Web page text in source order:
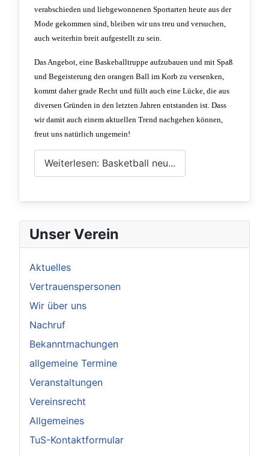
Unser Verein
Aktuelles
Vertrauenspersonen
Wir über uns
Nachruf
Bekanntmachungen
allgemeine Termine
Veranstaltungen
Vereinsrecht
Allgemeines
TuS-Kontaktformular
verabschieden und liebgewonnenen Sportarten heute aus der
Mode gekommen sind, bleiben wir uns treu und versuchen,
auch weiterhin breit aufgestellt zu sein.
Das Angebot, eine Baskeballtruppe aufzubauen und mit Spaß
und Begeisterung den orangen Ball im Korb zu versenken,
kommt daher grade Recht und füllt auch eine Lücke, die aus
diversen Gründen in den letzten Jahren entstanden ist. Dass
wir damit auch einem aktuellen Trend nachgehen können,
freut uns natürlich ungemein!
Weiterlesen: Basketball neu...